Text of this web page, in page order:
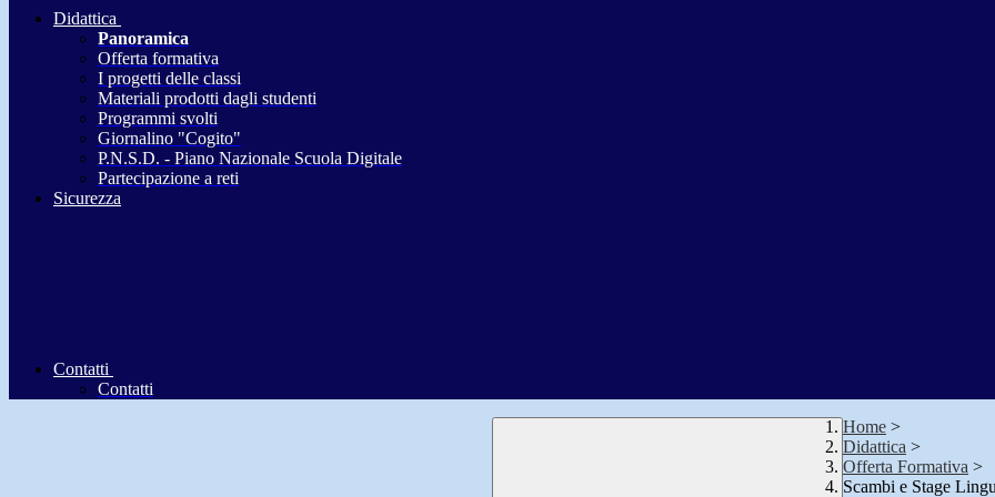
Didattica
Panoramica
Offerta formativa
I progetti delle classi
Materiali prodotti dagli studenti
Programmi svolti
Giornalino "Cogito"
P.N.S.D. - Piano Nazionale Scuola Digitale
Partecipazione a reti
Sicurezza
Contatti
Contatti
Home >
Didattica >
Offerta Formativa >
Scambi e Stage